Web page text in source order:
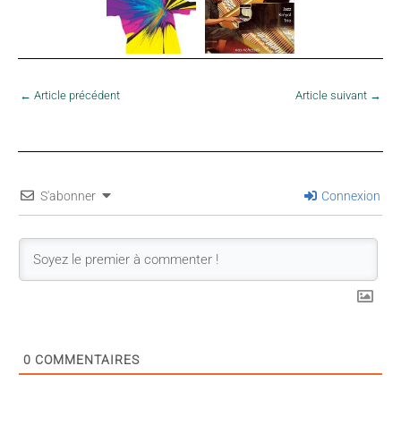
← Article précédent Article suivant →
S'abonner Connexion
0 COMMENTAIRES